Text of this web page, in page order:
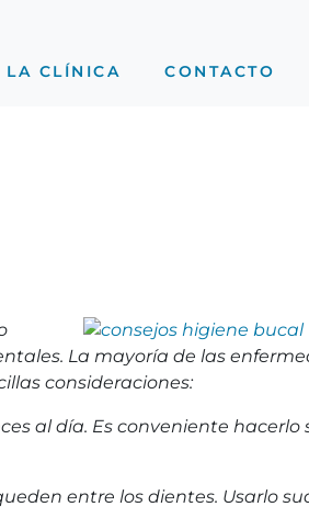
LA CLÍNICA CONTACTO
La mayoría de las
consideraciones:
al día. Es conveniente hacerlo
entre los dientes. Usarlo